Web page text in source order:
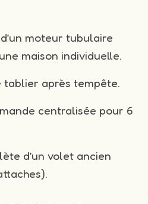
moteur tubulaire
maison individuelle.
tablier après tempête.
centralisée pour 6
d’un volet ancien